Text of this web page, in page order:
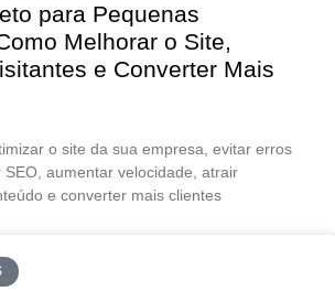
para Pequenas
Melhorar o Site,
e Converter Mais
o site da sua empresa, evitar erros
aumentar velocidade, atrair
e converter mais clientes